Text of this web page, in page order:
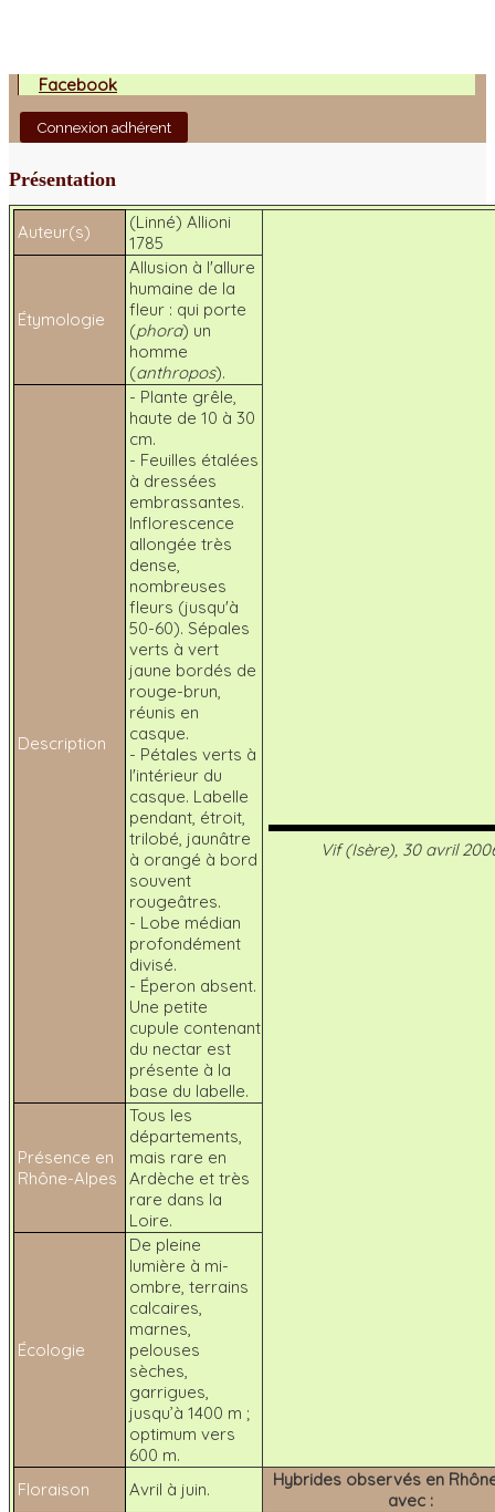
Facebook
Connexion adhérent
Présentation
Auteur(s)
(Linné) Allioni
1785
Vif (Isère), 30 avril
Étymologie
Allusion à l'allure
humaine de la
fleur : qui porte
(phora) un
homme
(anthropos).
Description
- Plante grêle,
haute de 10 à 30
cm.
- Feuilles étalées
à dressées
embrassantes.
Inflorescence
allongée très
dense,
nombreuses
fleurs (jusqu'à
50-60). Sépales
verts à vert
jaune bordés de
rouge-brun,
réunis en
casque.
- Pétales verts à
l'intérieur du
casque. Labelle
pendant, étroit,
trilobé, jaunâtre
à orangé à bord
souvent
rougeâtres.
- Lobe médian
profondément
divisé.
- Éperon absent.
Une petite
cupule contenant
du nectar est
présente à la
base du labelle.
Présence en
Rhône-Alpes
Tous les
départements,
mais rare en
Ardèche et très
rare dans la
Loire.
Écologie
De pleine
lumière à mi-
ombre, terrains
calcaires,
marnes,
pelouses
sèches,
garrigues,
jusqu’à 1400 m ;
optimum vers
600 m.
Floraison
Avril à juin.
Hybrides observés en
avec :